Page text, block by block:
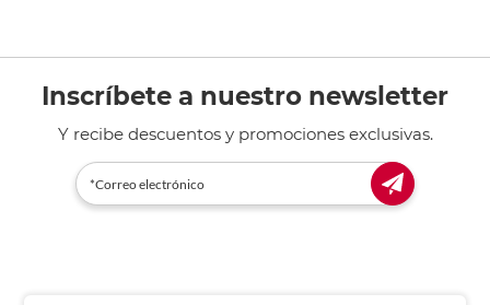
Inscríbete a nuestro newsletter
Y recibe descuentos y promociones exclusivas.